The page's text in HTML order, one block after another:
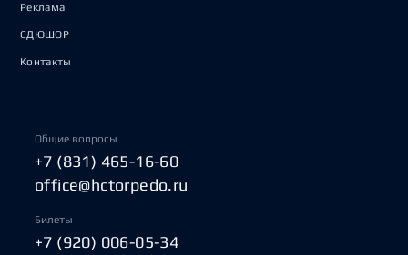
Реклама
СДЮШОР
Контакты
Общие вопросы
+7 (831) 465-16-60
office@hctorpedo.ru
Билеты
+7 (920) 006-05-34